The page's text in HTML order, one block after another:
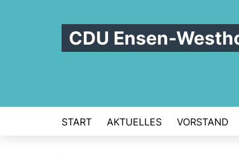
CDU Ensen-
START AKTUELLES VORSTAND